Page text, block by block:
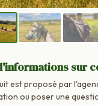
sur
est proposé par
ou poser une